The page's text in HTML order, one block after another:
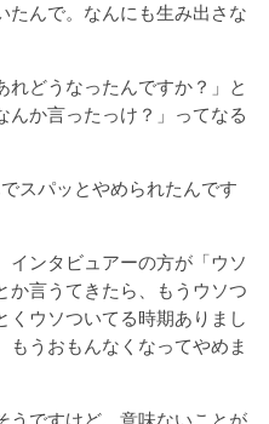
たんで。なんにも生み出さな
どうなったんですか？」と
か言ったっけ？」ってなる
スパッとやめられたんです
ンタビュアーの方が「ウソ
か言うてきたら、もうウソつ
くウソついてる時期ありまし
もうおもんなくなってやめま
ですけど、意味ないことが